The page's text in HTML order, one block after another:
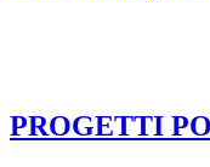
PROGETTI